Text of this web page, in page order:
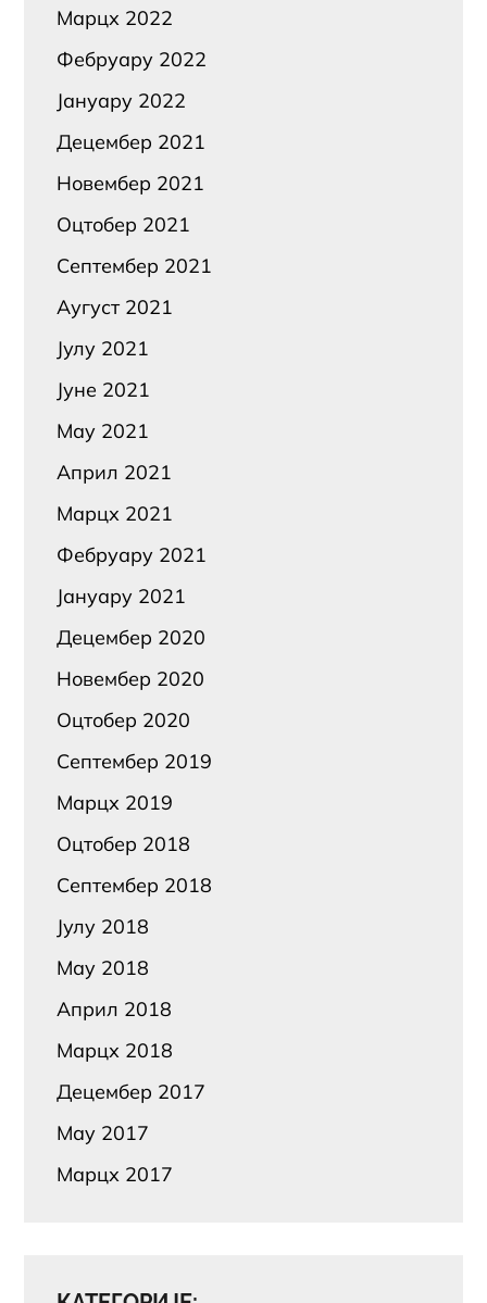
Марцх 2022
Фебруарy 2022
Јануарy 2022
Децембер 2021
Новембер 2021
Оцтобер 2021
Септембер 2021
Аугуст 2021
Јулy 2021
Јуне 2021
Маy 2021
Април 2021
Марцх 2021
Фебруарy 2021
Јануарy 2021
Децембер 2020
Новембер 2020
Оцтобер 2020
Септембер 2019
Марцх 2019
Оцтобер 2018
Септембер 2018
Јулy 2018
Маy 2018
Април 2018
Марцх 2018
Децембер 2017
Маy 2017
Марцх 2017